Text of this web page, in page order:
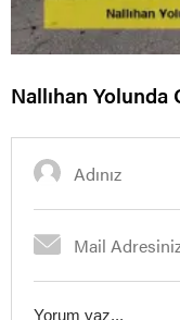
Nallıhan Yolunda